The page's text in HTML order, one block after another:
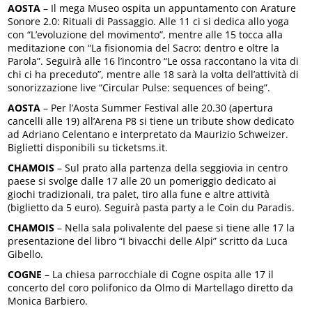
AOSTA – Il mega Museo ospita un appuntamento con Arature
Sonore 2.0: Rituali di Passaggio. Alle 11 ci si dedica allo yoga
con “L’evoluzione del movimento”, mentre alle 15 tocca alla
meditazione con “La fisionomia del Sacro: dentro e oltre la
Parola”. Seguirà alle 16 l’incontro “Le ossa raccontano la vita di
chi ci ha preceduto”, mentre alle 18 sarà la volta dell’attività di
sonorizzazione live “Circular Pulse: sequences of being”.
AOSTA – Per l’Aosta Summer Festival alle 20.30 (apertura
cancelli alle 19) all’Arena P8 si tiene un tribute show dedicato
ad Adriano Celentano e interpretato da Maurizio Schweizer.
Biglietti disponibili su ticketsms.it.
CHAMOIS – Sul prato alla partenza della seggiovia in centro
paese si svolge dalle 17 alle 20 un pomeriggio dedicato ai
giochi tradizionali, tra palet, tiro alla fune e altre attività
(biglietto da 5 euro). Seguirà pasta party a le Coin du Paradis.
CHAMOIS – Nella sala polivalente del paese si tiene alle 17 la
presentazione del libro “I bivacchi delle Alpi” scritto da Luca
Gibello.
COGNE – La chiesa parrocchiale di Cogne ospita alle 17 il
concerto del coro polifonico da Olmo di Martellago diretto da
Monica Barbiero.